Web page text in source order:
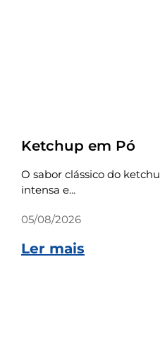
Ketchup em Pó
O sabor clássico do
intensa e...
05/08/2026
Ler mais